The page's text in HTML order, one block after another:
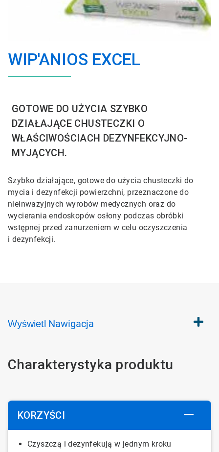
WIP'ANIOS EXCEL
GOTOWE DO UŻYCIA SZYBKO
DZIAŁAJĄCE CHUSTECZKI O
WŁAŚCIWOŚCIACH DEZYNFEKCYJNO-
MYJĄCYCH.
Szybko działające, gotowe do użycia chusteczki do
mycia i dezynfekcji powierzchni, przeznaczone do
nieinwazyjnych wyrobów medycznych oraz do
wycierania endoskopów osłony podczas obróbki
wstępnej przed zanurzeniem w celu oczyszczenia
i dezynfekcji.
Wyświetl Nawigacja
Charakterystyka produktu
KORZYŚCI
Czyszczą idezynfekują w jednym kroku